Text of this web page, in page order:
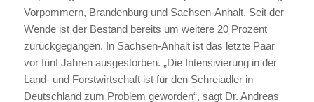
Vorpommern, Brandenburg und Sachsen-Anhalt. Seit der
Wende ist der Bestand bereits um weitere 20 Prozent
zurückgegangen. In Sachsen-Anhalt ist das letzte Paar
vor fünf Jahren ausgestorben. „Die Intensivierung in der
Land- und Forstwirtschaft ist für den Schreiadler in
Deutschland zum Problem geworden“, sagt Dr. Andreas